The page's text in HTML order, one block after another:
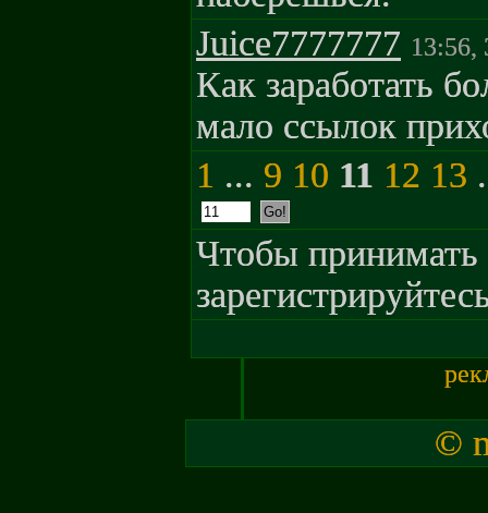
Juice7777777 13:56,
Как заработать
мало ссылок
1 ... 9 10 11 12 13
Чтобы принимать
©